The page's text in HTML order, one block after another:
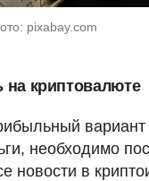
pixabay.com
на криптовалюте
необходимо
новости в